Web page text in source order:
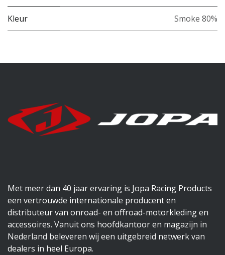
Kleur Smoke 80%
Met meer dan 40 jaar ervaring is Jopa Racing Products
een vertrouwde internationale producent en
distributeur van onroad- en offroad-motorkleding en
accessoires. Vanuit ons hoofdkantoor en magazijn in
Nederland beleveren wij een uitgebreid netwerk van
dealers in heel Europa.